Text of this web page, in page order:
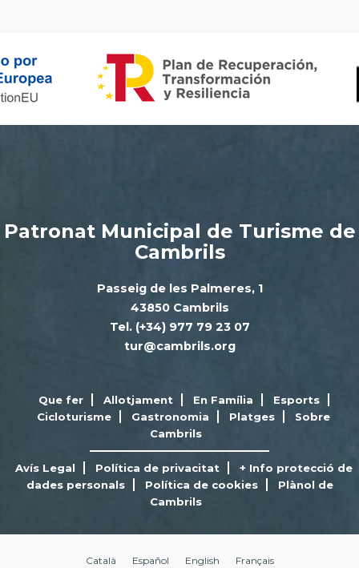
Patronat Municipal de Turisme de
Cambrils
Passeig de les Palmeres, 1
43850 Cambrils
Tel. (+34) 977 79 23 07
tur@cambrils.org
Que fer Allotjament En Família
Esports
Cicloturisme
Gastronomia Platges
Sobre
Cambrils
Avís Legal Política de privacitat
+ Info protecció de
dades personals
Política de cookies
Plànol de
Cambrils
Català Español English Français